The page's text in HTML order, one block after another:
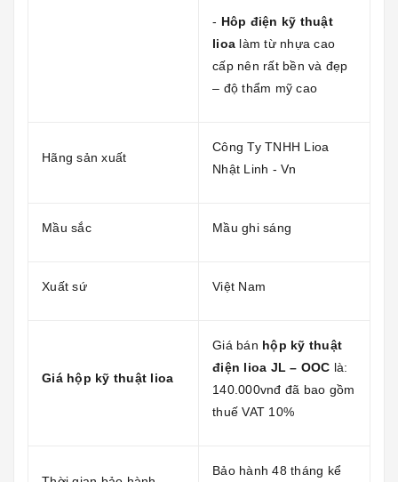
- Hôp điện kỹ thuật
lioa làm từ nhựa cao
cấp nên rất bền và đẹp
– độ thẩm mỹ cao
Hãng sản xuất
Công Ty TNHH Lioa
Nhật Linh - Vn
Mầu sắc Mầu ghi sáng
Xuất sứ Việt Nam
Giá hộp kỹ thuật lioa
Giá bán hộp kỹ thuật
điện lioa JL – OOC là:
140.000vnđ đã bao gồm
thuế VAT 10%
Bảo hành 48 tháng kể